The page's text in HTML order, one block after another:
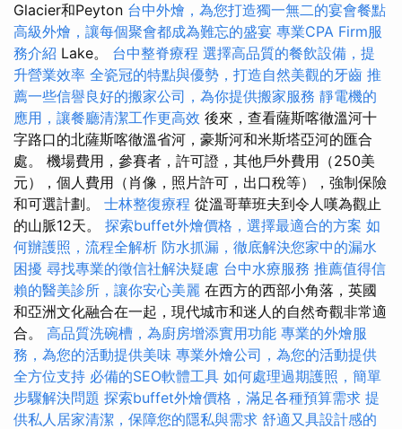
Glacier和Peyton 台中外燴，為您打造獨一無二的宴會餐點
高級外燴，讓每個聚會都成為難忘的盛宴 專業CPA Firm服
務介紹 Lake。 台中整脊療程 選擇高品質的餐飲設備，提
升營業效率 全瓷冠的特點與優勢，打造自然美觀的牙齒 推
薦一些信譽良好的搬家公司，為你提供搬家服務 靜電機的
應用，讓餐廳清潔工作更高效 後來，查看薩斯喀徹溫河十
字路口的北薩斯喀徹溫省河，豪斯河和米斯塔亞河的匯合
處。 機場費用，參賽者，許可證，其他戶外費用（250美
元），個人費用（肖像，照片許可，出口稅等），強制保險
和可選計劃。 士林整復療程 從溫哥華班夫到令人嘆為觀止
的山脈12天。 探索buffet外燴價格，選擇最適合的方案 如
何辦護照，流程全解析 防水抓漏，徹底解決您家中的漏水
困擾 尋找專業的徵信社解決疑慮 台中水療服務 推薦值得信
賴的醫美診所，讓你安心美麗 在西方的西部小角落，英國
和亞洲文化融合在一起，現代城市和迷人的自然奇觀非常適
合。 高品質洗碗槽，為廚房增添實用功能 專業的外燴服
務，為您的活動提供美味 專業外燴公司，為您的活動提供
全方位支持 必備的SEO軟體工具 如何處理過期護照，簡單
步驟解決問題 探索buffet外燴價格，滿足各種預算需求 提
供私人居家清潔，保障您的隱私與需求 舒適又具設計感的